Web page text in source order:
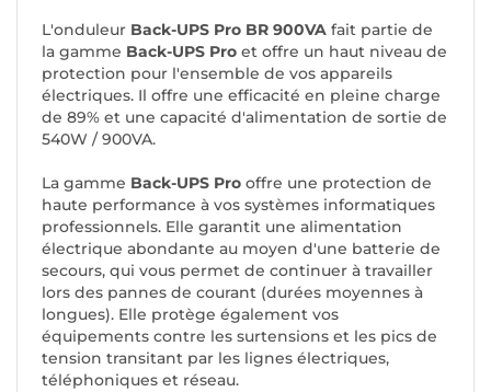
L'onduleur Back-UPS Pro BR 900VA fait partie de
la gamme Back-UPS Pro et offre un haut niveau de
protection pour l'ensemble de vos appareils
électriques. Il offre une efficacité en pleine charge
de 89% et une capacité d'alimentation de sortie de
540W / 900VA.
La gamme Back-UPS Pro offre une protection de
haute performance à vos systèmes informatiques
professionnels. Elle garantit une alimentation
électrique abondante au moyen d'une batterie de
secours, qui vous permet de continuer à travailler
lors des pannes de courant (durées moyennes à
longues). Elle protège également vos
équipements contre les surtensions et les pics de
tension transitant par les lignes électriques,
téléphoniques et réseau.